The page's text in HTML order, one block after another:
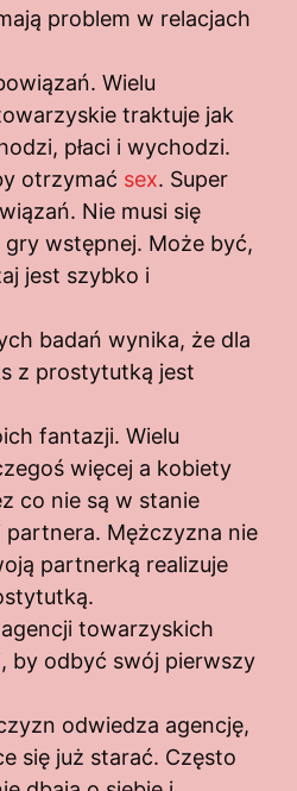
problem w relacjach
Wielu
traktuje jak
płaci i wychodzi.
otrzymać sex. Super
Nie musi się
wstępnej. Może być,
jest szybko i
badań wynika, że dla
z prostytutką jest
fantazji. Wielu
więcej a kobiety
co nie są w stanie
Mężczyzna nie
partnerką realizuje
towarzyskich
by odbyć swój pierwszy
odwiedza agencję,
się już starać. Często